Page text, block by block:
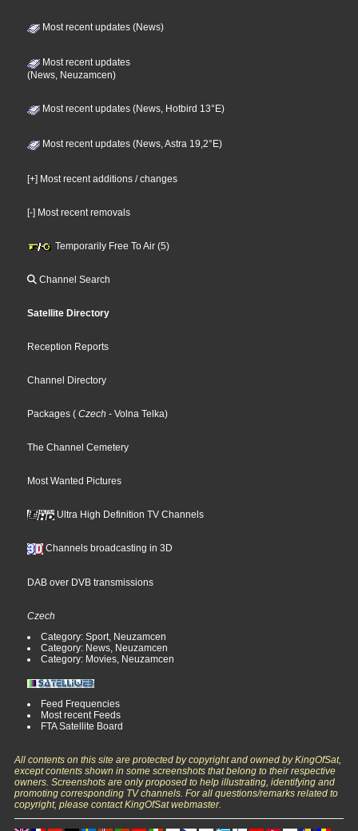
Most recent updates (News)
Most recent updates
(News, Neuzamcen)
Most recent updates (News, Hotbird 13°E)
Most recent updates (News, Astra 19,2°E)
[+] Most recent additions / changes
[-] Most recent removals
Temporarily Free To Air (5)
Channel Search
Satellite Directory
Reception Reports
Channel Directory
Packages ( Czech - Volna Telka)
The Channel Cemetery
Most Wanted Pictures
Ultra High Definition TV Channels
Channels broadcasting in 3D
DAB over DVB transmissions
Czech
Category: Sport, Neuzamcen
Category: News, Neuzamcen
Category: Movies, Neuzamcen
Feed Frequencies
Most recent Feeds
FTA Satellite Board
All contents on this site are protected by copyright and owned by KingOfSat,
except contents shown in some screenshots that belong to their respective
owners. Screenshots are only proposed to help illustrating, identifying and
promoting corresponding TV channels. For all questions/remarks related to
copyright, please contact KingOfSat webmaster.